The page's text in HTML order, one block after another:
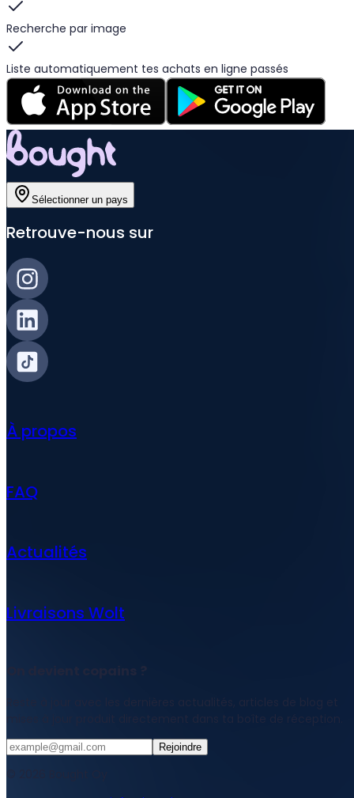
Recherche par image
Liste automatiquement tes achats en ligne passés
Sélectionner un pays
Retrouve-nous sur
À propos
FAQ
Actualités
Livraisons Wolt
Rejoindre